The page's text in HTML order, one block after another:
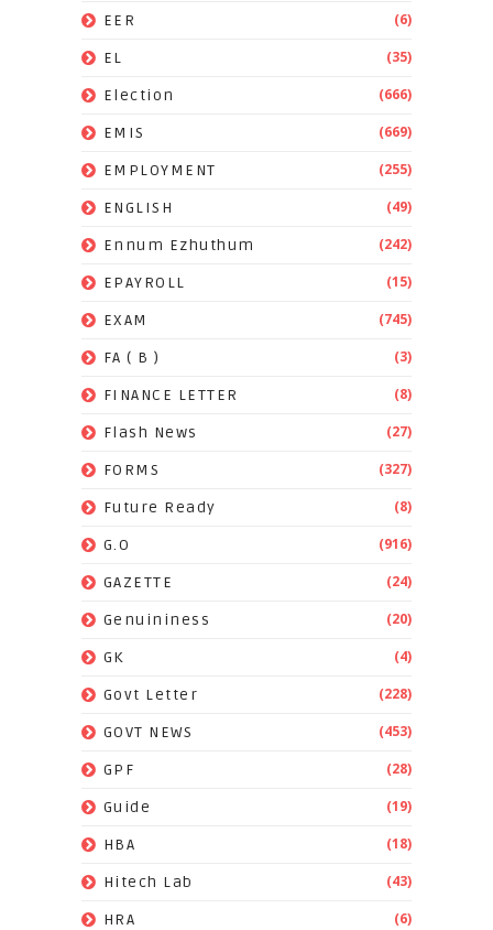
EER (6)
EL (35)
Election (666)
EMIS (669)
EMPLOYMENT (255)
ENGLISH (49)
Ennum Ezhuthum (242)
EPAYROLL (15)
EXAM (745)
FA ( B ) (3)
FINANCE LETTER (8)
Flash News (27)
FORMS (327)
Future Ready (8)
G.O (916)
GAZETTE (24)
Genuininess (20)
GK (4)
Govt Letter (228)
GOVT NEWS (453)
GPF (28)
Guide (19)
HBA (18)
Hitech Lab (43)
HRA (6)